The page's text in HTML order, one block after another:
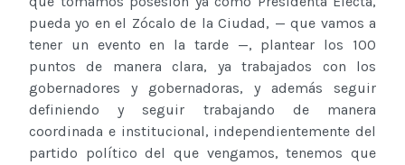
pueda yo en el Zócalo de la Ciudad, — que vamos a
tener un evento en la tarde —, plantear los 100
puntos de manera clara, ya trabajados con los
gobernadores y gobernadoras, y además seguir
definiendo y seguir trabajando de manera
coordinada e institucional, independientemente del
partido político del que vengamos, tenemos que